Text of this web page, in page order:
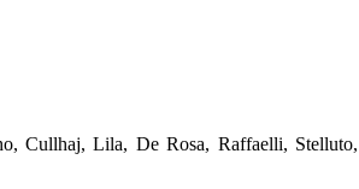
Cullhaj, Lila, De Rosa, Raffaelli, Stelluto,